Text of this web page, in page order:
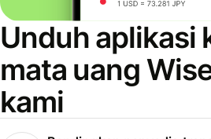
Unduh aplikasi
mata uang
kami